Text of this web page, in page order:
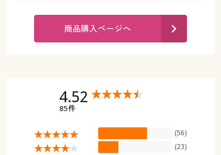
カタログ無料プレゼント
会員メニュー
サポート
ご利用ガイド
商品購入ページへ
4.52
85件
(56)
(23)